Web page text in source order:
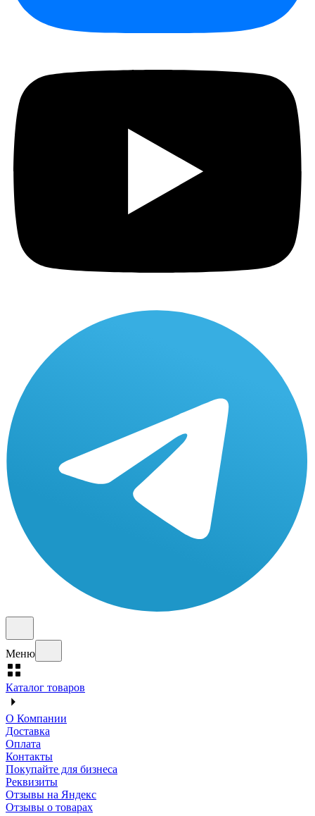
Меню
Каталог товаров
О Компании
Доставка
Оплата
Контакты
Покупайте для бизнеса
Реквизиты
Отзывы на Яндекс
Отзывы о товарах